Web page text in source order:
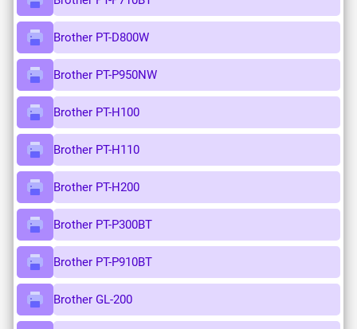
Brother PT-D800W
Brother PT-P950NW
Brother PT-H100
Brother PT-H110
Brother PT-H200
Brother PT-P300BT
Brother PT-P910BT
Brother GL-200